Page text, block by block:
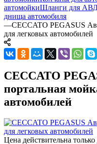
автомойкиШланги для
днища автомобиля
—CECCATO PEGASUS
для легковых автомобилей
CECCATO
портальная
автомобилей
Цена действительна